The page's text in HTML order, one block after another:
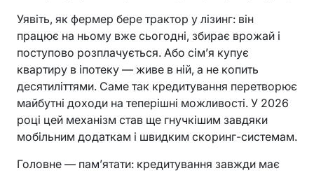
Уявіть, як фермер бере трактор у лізинг: він
працює на ньому вже сьогодні, збирає врожай і
поступово розплачується. Або сім’я купує
квартиру в іпотеку — живе в ній, а не копить
десятиліттями. Саме так кредитування перетворює
майбутні доходи на теперішні можливості. У 2026
році цей механізм став ще гнучкішим завдяки
мобільним додаткам і швидким скоринг-системам.
Головне — пам’ятати: кредитування завжди має